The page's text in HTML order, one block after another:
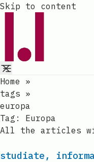
Skip to content
Home
»
tags »
europa
Tag: Europa
All the articles
studiate,